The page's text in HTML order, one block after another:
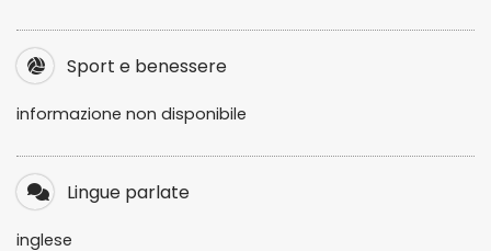
Sport e benessere
informazione non disponibile
Lingue parlate
inglese